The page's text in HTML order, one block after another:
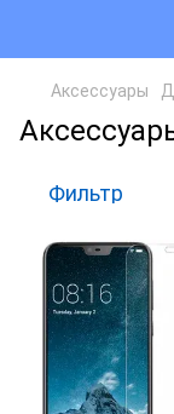
Аксессуары
Фильтр